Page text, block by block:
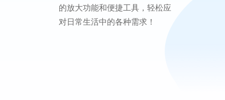
的放大功能和便捷工具，轻松应
对日常生活中的各种需求！